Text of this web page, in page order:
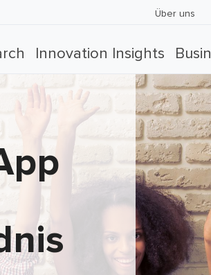
Über uns
Innovation Insights